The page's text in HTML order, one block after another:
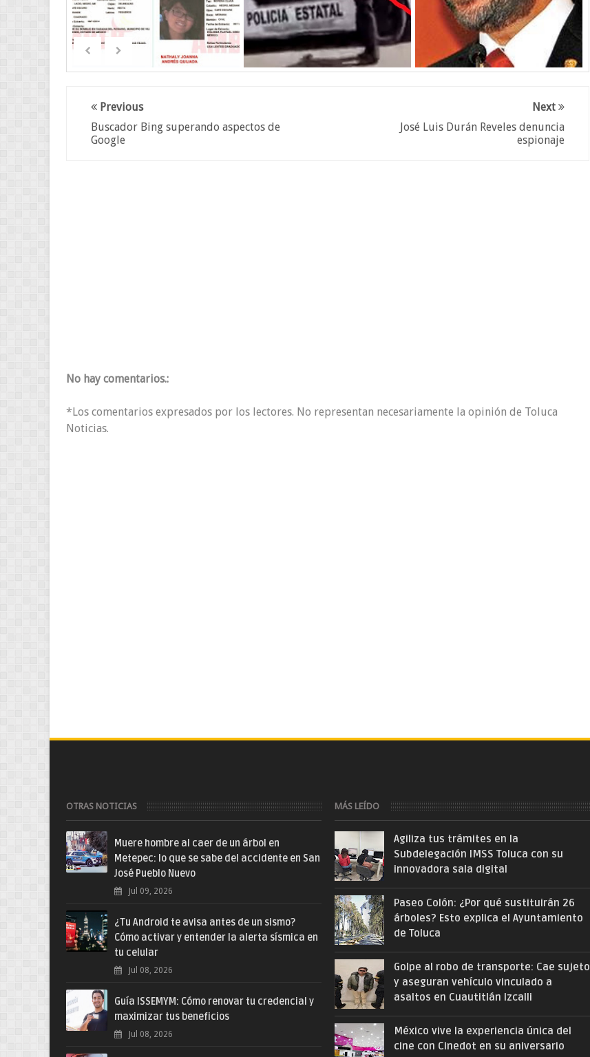
Next
José Luis Durán Reveles denuncia
espionaje
Previous
Buscador Bing superando aspectos de
Google
No hay comentarios.:
*Los comentarios expresados por los lectores. No representan necesariamente la opinión de Toluca
Noticias.
OTRAS NOTICIAS
Muere hombre al caer de un árbol en
Metepec: lo que se sabe del accidente en San
José Pueblo Nuevo
Jul 09, 2026
¿Tu Android te avisa antes de un sismo?
Cómo activar y entender la alerta sísmica en
tu celular
Jul 08, 2026
Guía ISSEMYM: Cómo renovar tu credencial y
maximizar tus beneficios
Jul 08, 2026
MÁS LEÍDO
Agiliza tus trámites en la
Subdelegación IMSS Toluca con su
innovadora sala digital
Paseo Colón: ¿Por qué sustituirán 26
árboles? Esto explica el Ayuntamiento
de Toluca
Golpe al robo de transporte: Cae sujeto
y aseguran vehículo vinculado a
asaltos en Cuautitlán Izcalli
México vive la experiencia única del
cine con Cinedot en su aniversario